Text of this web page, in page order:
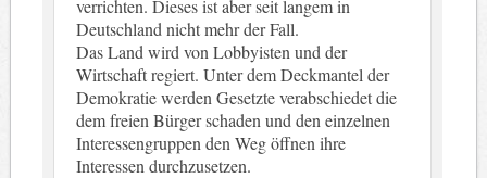
verrichten. Dieses ist aber seit langem in
Deutschland nicht mehr der Fall.
Das Land wird von Lobbyisten und der
Wirtschaft regiert. Unter dem Deckmantel der
Demokratie werden Gesetzte verabschiedet die
dem freien Bürger schaden und den einzelnen
Interessengruppen den Weg öffnen ihre
Interessen durchzusetzen.